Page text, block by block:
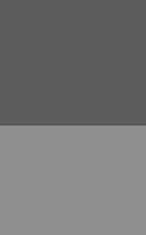
© 2026 “С и Д Комерсиал” ООД.